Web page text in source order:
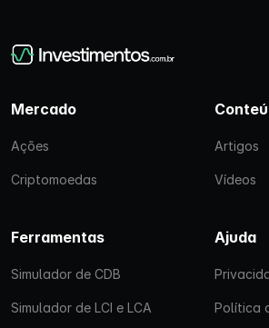
Mercado
Ações
Criptomoedas
Artigos
Vídeos
Ferramentas
Simulador de CDB
Simulador de LCI e LCA
Ajuda
Política